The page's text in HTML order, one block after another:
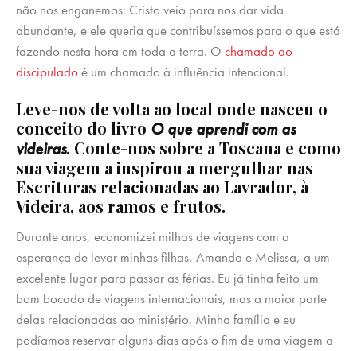
não nos enganemos: Cristo veio para nos dar vida
abundante, e ele queria que contribuíssemos para o que está
fazendo nesta hora em toda a terra. O chamado ao
discipuladoé um chamado à influência intencional.
Leve-nos de volta ao local onde nasceu o
conceito do livro O que aprendi com as
videiras. Conte-nos sobre a Toscana e como
sua viagem a inspirou a mergulhar nas
Escrituras relacionadas ao Lavrador, à
Videira, aos ramos e frutos.
Durante anos, economizei milhas de viagens com a
esperança de levar minhas filhas, Amanda e Melissa, a um
excelente lugar para passar as férias. Eu já tinha feito um
bom bocado de viagens internacionais, mas a maior parte
delas relacionadas ao ministério. Minha família e eu
podíamos reservar alguns dias após o fim de uma viagem a